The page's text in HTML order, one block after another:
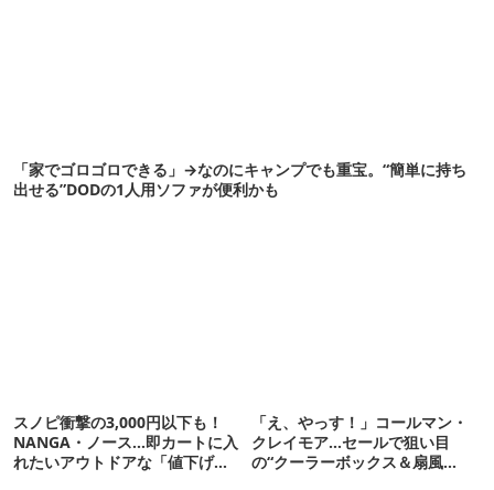
「家でゴロゴロできる」→なのにキャンプでも重宝。“簡単に持ち
出せる”DODの1人用ソファが便利かも
スノピ衝撃の3,000円以下も！
NANGA・ノース…即カートに入
れたいアウトドアな「値下げ夏
「え、やっす！」コールマン・
クレイモア…セールで狙い目
の“クーラーボックス＆扇風